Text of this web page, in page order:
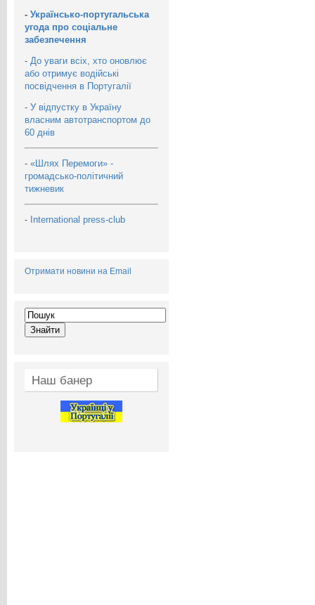
- Українсько-португальська
угода про соціальне
забезпечення
- До уваги всіх, хто оновлює
або отримує водійські
посвідчення в Португалії
- У відпустку в Україну
власним автотранспортом до
60 днів
- «Шлях Перемоги» -
громадсько-політичний
тижневик
- International press-club
Отримати новини на Email
Наш банер